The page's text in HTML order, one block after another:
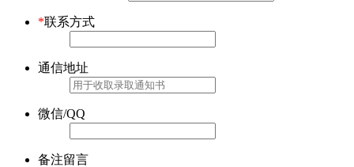
*联系方式
通信地址
微信/QQ
备注留言